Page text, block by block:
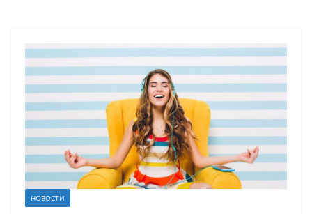
НОВОСТИ